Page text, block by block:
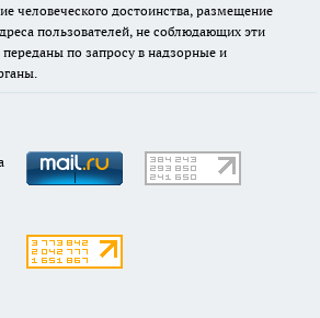
человеческого достоинства, размещение
пользователей, не соблюдающих эти
переданы по запросу в надзорные и